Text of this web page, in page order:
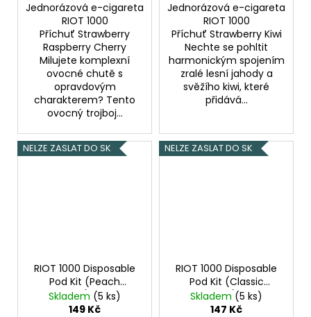
Jednorázová e-cigareta
RIOT 1000
Příchuť Strawberry
Raspberry Cherry
Milujete komplexní
ovocné chutě s
opravdovým
charakterem? Tento
ovocný trojboj...
Jednorázová e-cigareta
RIOT 1000
Příchuť Strawberry Kiwi
Nechte se pohltit
harmonickým spojením
zralé lesní jahody a
svěžího kiwi, které
přidává...
NELZE ZASLAT DO SK
RIOT 1000 Disposable
Pod Kit (Peach
Lemon) 18mg
Skladem (5 ks)
149 Kč
NELZE ZASLAT DO SK
RIOT 1000 Disposable
Pod Kit (Classic
Tobacco) 18mg
Skladem (5 ks)
147 Kč